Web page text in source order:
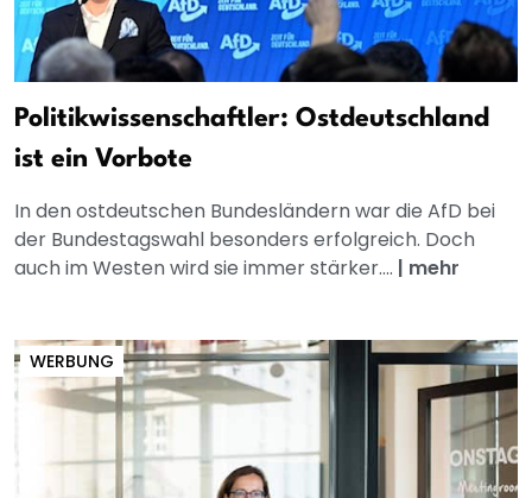
Politikwissenschaftler: Ostdeutschland
ist ein Vorbote
In den ostdeutschen Bundesländern war die AfD bei
der Bundestagswahl besonders erfolgreich. Doch
auch im Westen wird sie immer stärker.... | mehr
WERBUNG